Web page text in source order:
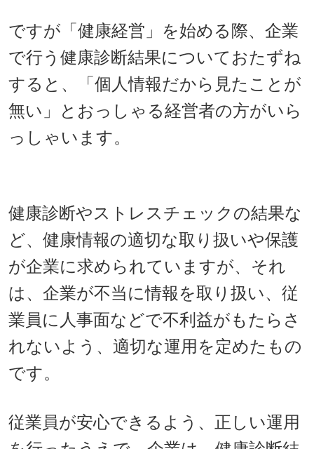
ですが「健康経営」を始める際、企業
で行う健康診断結果についておたずね
すると、「個人情報だから見たことが
無い」とおっしゃる経営者の方がいら
っしゃいます。
健康診断やストレスチェックの結果な
ど、健康情報の適切な取り扱いや保護
が企業に求められていますが、それ
は、企業が不当に情報を取り扱い、従
業員に人事面などで不利益がもたらさ
れないよう、適切な運用を定めたもの
です。
従業員が安心できるよう、正しい運用